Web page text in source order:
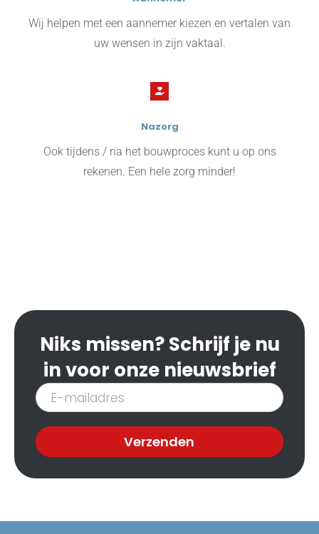
Wij helpen met een aannemer kiezen en vertalen van
uw wensen in zijn vaktaal.
Nazorg
Ook tijdens / na het bouwproces kunt u op ons
rekenen. Een hele zorg minder!
Niks missen? Schrijf je nu
in voor onze nieuwsbrief
Inschrijven
nieuwsbrief
Verzenden